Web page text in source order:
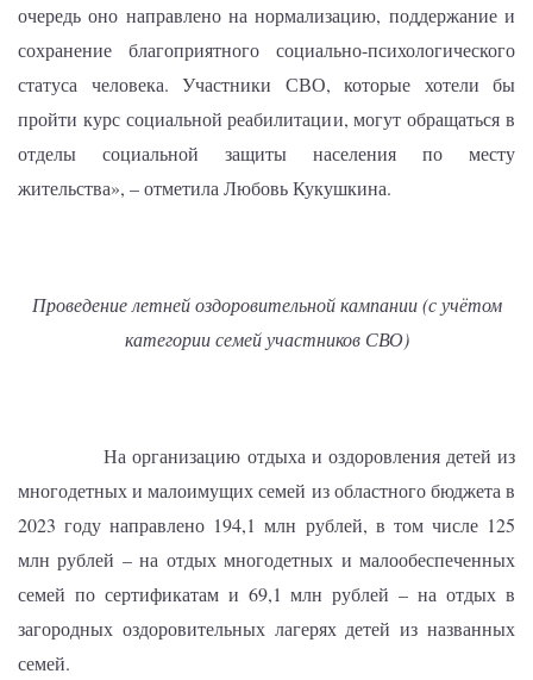
очередь оно направлено на нормализацию, поддержание и
сохранение благоприятного социально-психологического
статуса человека. Участники СВО, которые хотели бы
пройти курс социальной реабилитации, могут обращаться в
отделы социальной защиты населения по месту
жительства», – отметила Любовь Кукушкина.
Проведение летней оздоровительной кампании (с учётом
категории семей участников СВО)
На организацию отдыха и оздоровления детей из
многодетных и малоимущих семей из областного бюджета в
2023 году направлено 194,1 млн рублей, в том числе 125
млн рублей – на отдых многодетных и малообеспеченных
семей по сертификатам и 69,1 млн рублей – на отдых в
загородных оздоровительных лагерях детей из названных
семей.